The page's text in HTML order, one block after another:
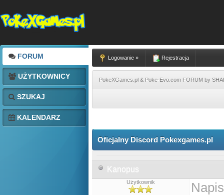
FORUM
UŻYTKOWNICY
SZUKAJ
KALENDARZ
Logowanie » Rejestracja
PokeXGames.pl & Poke-Evo.com FORUM by
Oficjalny Discord Pokexgames.pl
Kanopus
Użytkownik